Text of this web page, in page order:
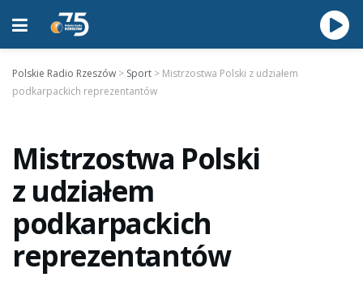
Polskie Radio Rzeszów > Sport > Mistrzostwa Polski z udziałem
podkarpackich reprezentantów
Mistrzostwa Polski
z udziałem
podkarpackich
reprezentantów